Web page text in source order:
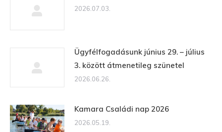
2026.07.03.
Ügyfélfogadásunk június 29. – július
3. között átmenetileg szünetel
2026.06.26.
Kamara Családi nap 2026
2026.05.19.